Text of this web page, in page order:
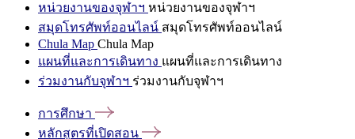
หน่วยงานของจุฬาฯ หน่วยงานของจุฬาฯ
สมุดโทรศัพท์ออนไลน์ สมุดโทรศัพท์ออนไลน์
Chula Map Chula Map
แผนที่และการเดินทาง แผนที่และการเดินทาง
ร่วมงานกับจุฬาฯ ร่วมงานกับจุฬาฯ
การศึกษา
หลักสูตรที่เปิดสอน